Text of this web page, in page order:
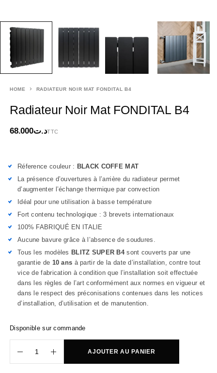
HOME RADIATEUR NOIR MAT FONDITAL B4
Radiateur Noir Mat FONDITAL B4
د.ت68.000 TTC
Réference couleur : BLACK COFFE MAT
La présence d’ouvertures à l’arrière du radiateur permet
d’augmenter l’échange thermique par convection
Idéal pour une utilisation à basse température
Fort contenu technologique : 3 brevets internationaux
100% FABRIQUÉ EN ITALIE
Aucune bavure grâce à l’absence de soudures.
Tous les modèles BLITZ SUPER B4sont couverts par une
garantie de 10 ans à partir de la date d’installation, contre tout
vice de fabrication à condition que l’installation soit effectuée
dans les règles de l’art conformément aux normes en vigueur et
dans le respect des préconisations contenues dans les notices
d’installation, d’utilisation et de manutention.
Disponible sur commande
AJOUTER AU PANIER